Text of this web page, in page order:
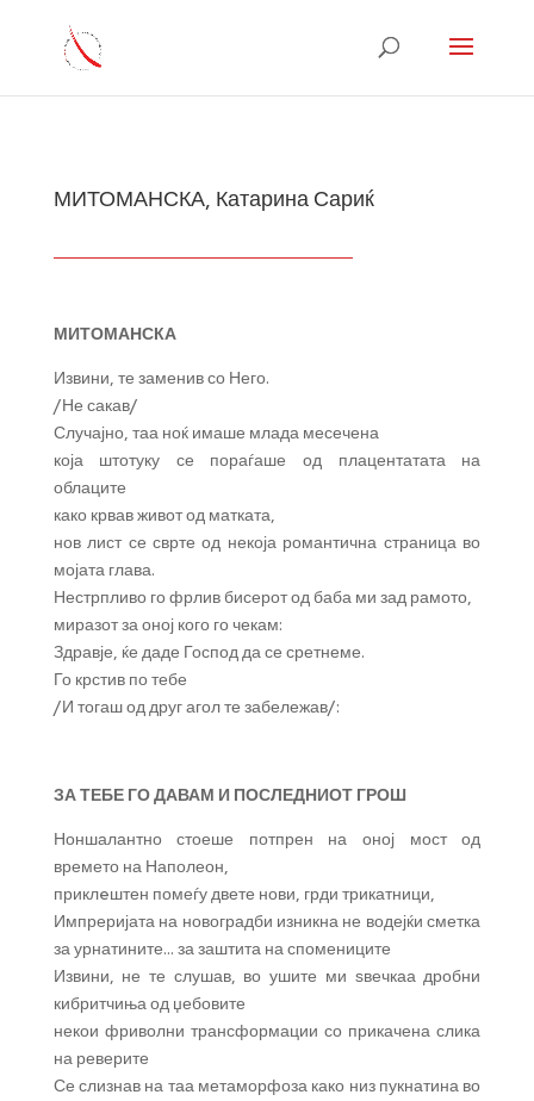
МИТОМАНСКА, Катарина Сариќ
МИТОМАНСКА
Извини, те заменив со Него.
/Не сакав/
Случајно, таа ноќ имаше млада месечена
која штотуку се пораѓаше од плацентатата на
облаците
како крвав живот од матката,
нов лист се сврте од некоја романтична страница во
мојата глава.
Нестрпливо го фрлив бисерот од баба ми зад рамото,
миразот за оној кого го чекам:
Здравје, ќе даде Господ да се сретнеме.
Го крстив по тебе
­/И тогаш од друг агол те забележав/:
ЗА ТЕБЕ ГО ДАВАМ И ПОСЛЕДНИОТ ГРОШ
Ноншалантно стоеше потпрен на оној мост од
времето на Наполеон,
приклeштен помеѓу двете нови, грди трикатници,
Импреријата на новоградби изникна не водејќи сметка
за урнатините… за заштита на спомениците
Извини, не те слушав, во ушите ми ѕвечкаа дробни
кибритчиња од џебовите
некои фриволни трансформации со прикачена слика
на реверите
Се слизнав на таа метаморфоза како низ пукнатина во